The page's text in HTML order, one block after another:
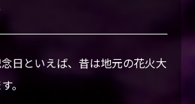
VIDEO
日といえば、昔は地元の花火大
。